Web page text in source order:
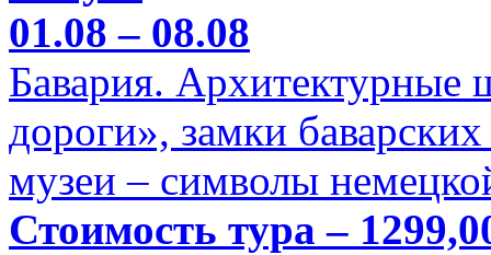
01.08 – 08.08
Бавария. Архитектурные
дороги», замки
музеи – символы
Стоимость тура –